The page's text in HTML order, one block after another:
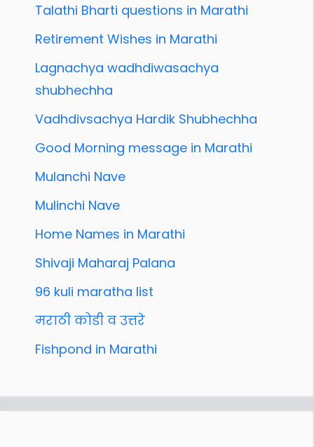
Talathi Bharti questions in Marathi
Retirement Wishes in Marathi
Lagnachya wadhdiwasachya
shubhechha
Vadhdivsachya Hardik Shubhechha
Good Morning message in Marathi
Mulanchi Nave
Mulinchi Nave
Home Names in Marathi
Shivaji Maharaj Palana
96 kuli maratha list
मराठी कोडी व उत्तरे
Fishpond in Marathi